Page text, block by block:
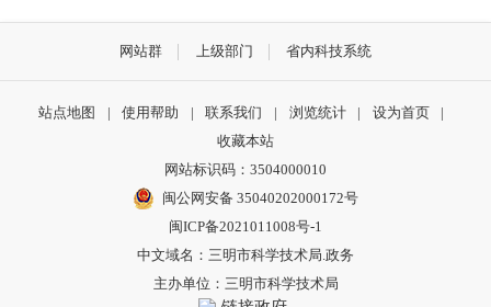
网站群 上级部门 省内科技系统
站点地图 | 使用帮助 | 联系我们 | 浏览统计 | 设为首页
|
收藏本站
网站标识码：3504000010
闽公网安备 35040202000172号
闽ICP备2021011008号-1
中文域名：三明市科学技术局.政务
主办单位：三明市科学技术局